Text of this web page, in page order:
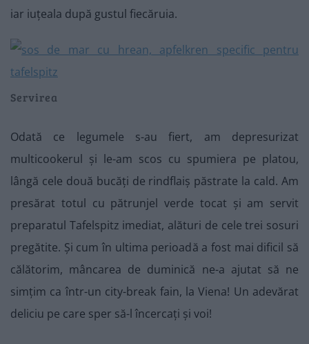
iar iuțeala după gustul fiecăruia.
Servirea
Odată ce legumele s-au fiert, am depresurizat
multicookerul și le-am scos cu spumiera pe platou,
lângă cele două bucăți de rindflaiș păstrate la cald. Am
presărat totul cu pătrunjel verde tocat și am servit
preparatul Tafelspitz imediat, alături de cele trei sosuri
pregătite. Și cum în ultima perioadă a fost mai dificil să
călătorim, mâncarea de duminică ne-a ajutat să ne
simțim ca într-un city-break fain, la Viena! Un adevărat
deliciu pe care sper să-l încercați și voi!